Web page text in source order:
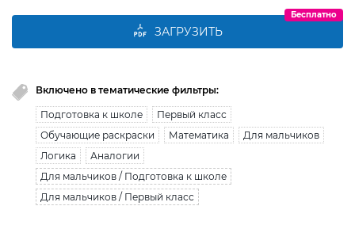
ЗАГРУЗИТЬ
Бесплатно
Включено в тематические фильтры:
Подготовка к школе
Первый класс
Обучающие раскраски
Математика
Для мальчиков
Логика
Аналогии
Для мальчиков / Подготовка к школе
Для мальчиков / Первый класс